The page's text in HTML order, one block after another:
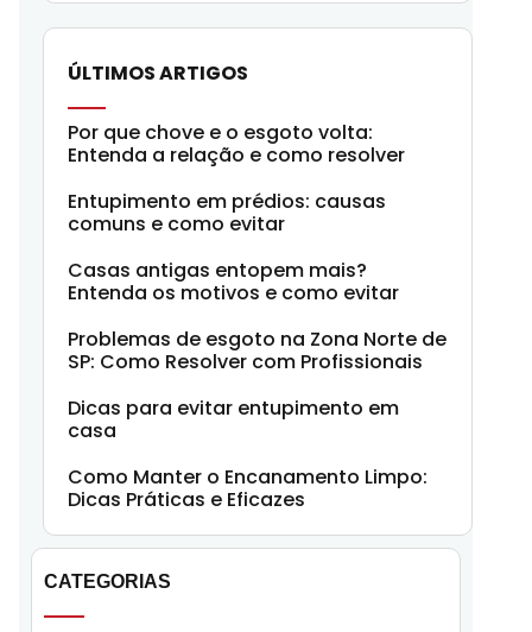
ÚLTIMOS ARTIGOS
Por que chove e o esgoto volta:
Entenda a relação e como resolver
Entupimento em prédios: causas
comuns e como evitar
Casas antigas entopem mais?
Entenda os motivos e como evitar
Problemas de esgoto na Zona Norte de
SP: Como Resolver com Profissionais
Dicas para evitar entupimento em
casa
Como Manter o Encanamento Limpo:
Dicas Práticas e Eficazes
CATEGORIAS